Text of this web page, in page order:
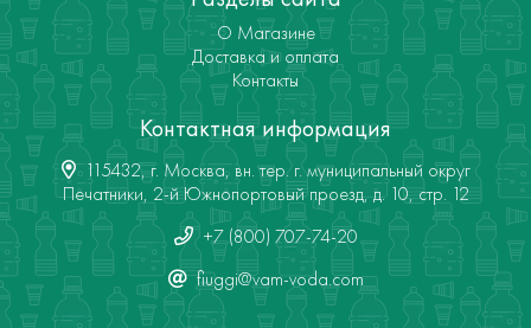
О Магазине
Доставка и оплата
Контакты
Контактная информация
115432, г. Москва, вн. тер. г. муниципальный округ
Печатники, 2-й Южнопортовый проезд, д. 10, стр. 12
+7 (800) 707-74-20
fiuggi@vam-voda.com